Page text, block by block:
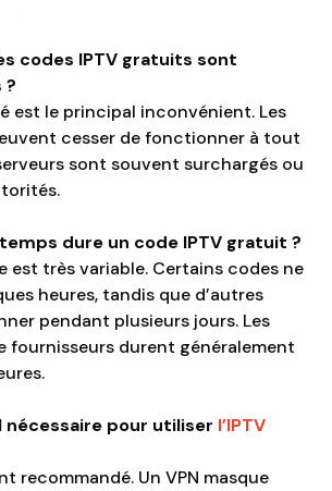
codes IPTV gratuits sont
?
est le principal inconvénient. Les
cesser de fonctionner à tout
sont souvent surchargés ou
dure un code IPTV gratuit ?
est très variable. Certains codes ne
heures, tandis que d’autres
pendant plusieurs jours. Les
fournisseurs durent généralement
nécessaire pour utiliser l’IPTV
recommandé. Un VPN masque